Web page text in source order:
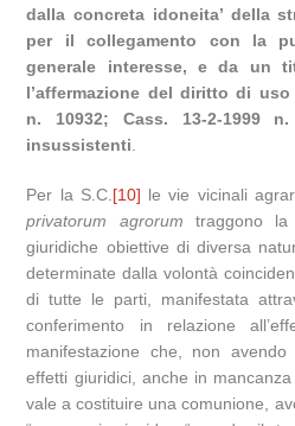
dalla concreta idoneita’ della
per il collegamento con la
generale interesse, e da un
l’affermazione del diritto di
n. 10932; Cass. 13-2-1999
insussistenti
Per la S.C. [10] le vie vicinali
privatorum agrorum traggono la
giuridiche obiettive di diversa
determinate dalla volontà
di tutte le parti, manifestata
conferimento in relazione
manifestazione che, non
effetti giuridici, anche in
vale a costituire una comunione,